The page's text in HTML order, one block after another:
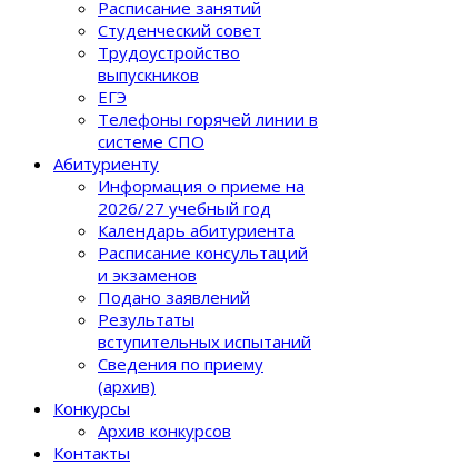
Расписание занятий
Студенческий совет
Трудоустройство
выпускников
ЕГЭ
Телефоны горячей линии в
системе СПО
Абитуриенту
Информация о приеме на
2026/27 учебный год
Календарь абитуриента
Расписание консультаций
и экзаменов
Подано заявлений
Результаты
вступительных испытаний
Сведения по приему
(архив)
Конкурсы
Архив конкурсов
Контакты